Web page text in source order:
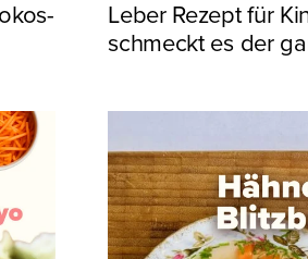
Leber Rezept für
schmeckt es der